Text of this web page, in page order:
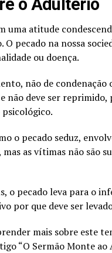
o Adultério
uma atitude
O pecado na nossa
ou doença.
não de condenação
não deve ser reprimido,
psicológico.
o pecado seduz,
as vítimas não são
o pecado leva para o
por que deve ser
mais sobre este
“O Sermão Monte ao